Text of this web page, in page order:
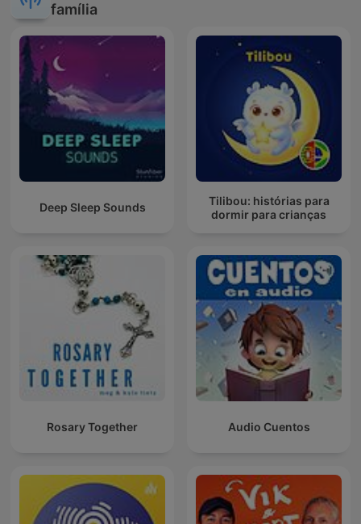
família
Deep Sleep Sounds
Tilibou: histórias para
dormir para crianças
Rosary Together Audio Cuentos